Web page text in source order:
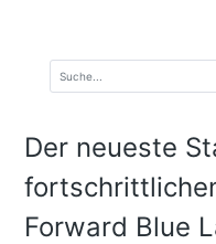
Der neueste
Forward Blue